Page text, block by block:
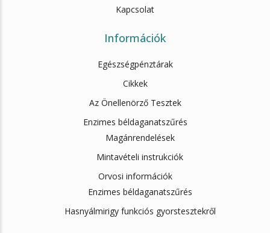
Kapcsolat
Információk
Egészségpénztárak
Cikkek
Az Önellenörző Tesztek
Enzimes béldaganatszűrés
Magánrendelések
Mintavételi instrukciók
Orvosi információk
Enzimes béldaganatszűrés
Hasnyálmirigy funkciós gyorstesztekről